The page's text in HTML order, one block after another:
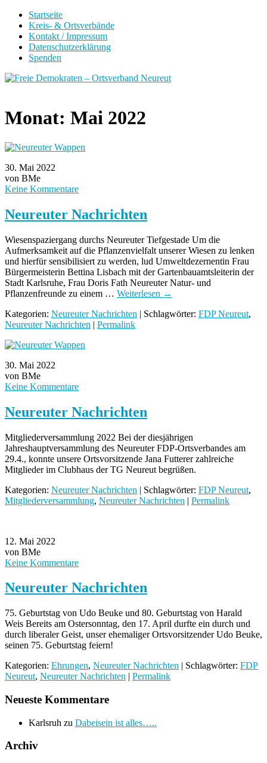
Startseite
Kreis- & Ortsverbände
Kontakt / Impressum
Datenschutzerklärung
Spenden
Monat: Mai 2022
30. Mai 2022
von BMe
Keine Kommentare
Neureuter Nachrichten
Wiesenspaziergang durchs Neureuter Tiefgestade Um die
Aufmerksamkeit auf die Pflanzenvielfalt unserer Wiesen zu lenken
und hierfür sensibilisiert zu werden, lud Umweltdezernentin Frau
Bürgermeisterin Bettina Lisbach mit der Gartenbauamtsleiterin der
Stadt Karlsruhe, Frau Doris Fath Neureuter Natur- und
Pflanzenfreunde zu einem … Weiterlesen →
Kategorien: Neureuter Nachrichten | Schlagwörter: FDP Neureut,
Neureuter Nachrichten | Permalink
30. Mai 2022
von BMe
Keine Kommentare
Neureuter Nachrichten
Mitgliederversammlung 2022 Bei der diesjährigen
Jahreshauptversammlung des Neureuter FDP-Ortsverbandes am
29.4., konnte unsere Ortsvorsitzende Jana Futterer zahlreiche
Mitglieder im Clubhaus der TG Neureut begrüßen.
Kategorien: Neureuter Nachrichten | Schlagwörter: FDP Neureut,
Mitgliederversammlung, Neureuter Nachrichten | Permalink
12. Mai 2022
von BMe
Keine Kommentare
Neureuter Nachrichten
75. Geburtstag von Udo Beuke und 80. Geburtstag von Harald
Weis Bereits am Ostersonntag, den 17. April durfte ein durch und
durch liberaler Geist, unser ehemaliger Ortsvorsitzender Udo Beuke,
seinen 75. Geburtstag feiern!
Kategorien: Ehrungen, Neureuter Nachrichten | Schlagwörter: FDP
Neureut, Neureuter Nachrichten | Permalink
Neueste Kommentare
Karlsruh zu Dabeisein ist alles…..
Archiv